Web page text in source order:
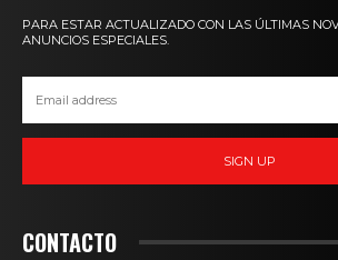
PARA ESTAR ACTUALIZADO CON LAS ÚLTIMAS
ANUNCIOS ESPECIALES.
SIGN UP
CONTACTO